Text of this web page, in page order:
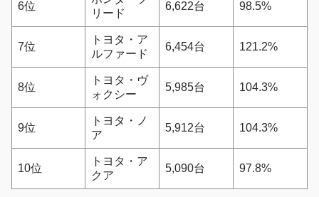
6位
リード
6,622台 98.5%
7位
トヨタ・ア
ルファード
6,454台 121.2%
8位
トヨタ・ヴ
ォクシー
5,985台 104.3%
9位
トヨタ・ノ
ア
5,912台 104.3%
10位
トヨタ・ア
クア
5,090台 97.8%